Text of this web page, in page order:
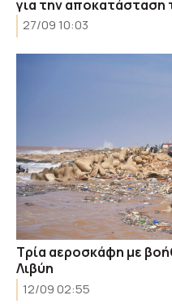
για την αποκατάσταση
27/09 10:03
Τρία αεροσκάφη με
Λιβύη
12/09 02:55